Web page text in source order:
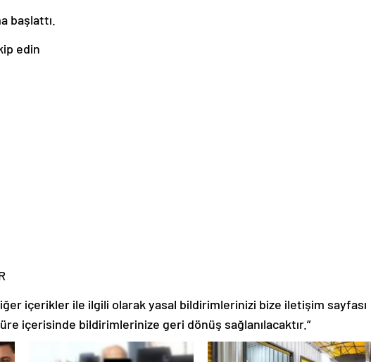
başlattı.
edin
içerikler ile ilgili olarak yasal bildirimlerinizi bize iletişim sayfası
içerisinde bildirimlerinize geri dönüş sağlanılacaktır.”